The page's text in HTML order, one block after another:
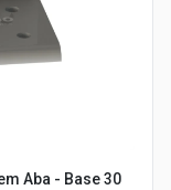
Aba - Base 30